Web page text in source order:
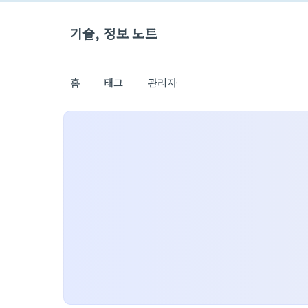
기술, 정보 노트
홈 태그 관리자